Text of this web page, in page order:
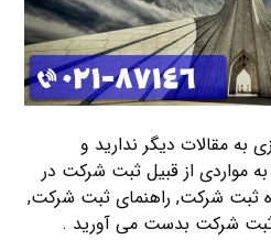
به مقالات دیگر ندارید و
مواردی از قبیل ثبت شرکت در
ثبت شرکت, راهنمای ثبت شرکت,
شرکت بدست می آورید .